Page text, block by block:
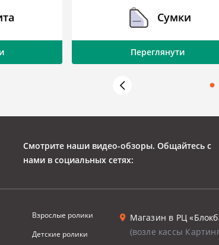
Сумки
Переглянути
Смотрите наши видео-обзоры. Общайтесь с
нами в социальных сетях:
Взрослые ролики
Детские ролики
Магазин в РЦ
(возле кассы